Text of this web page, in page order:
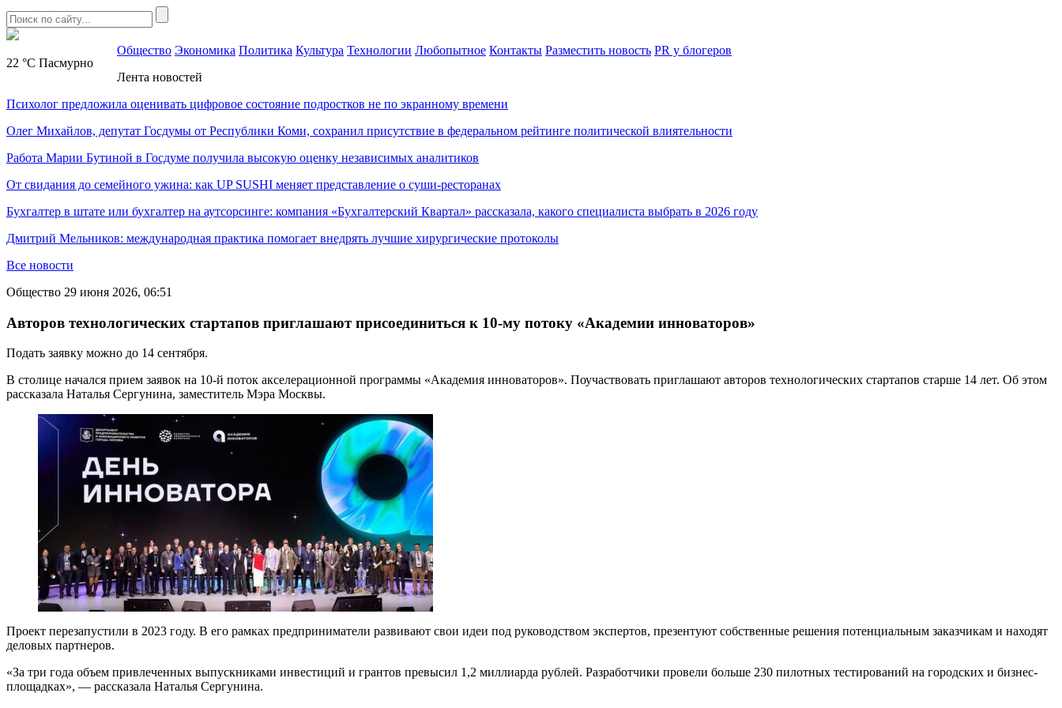
22 °C Пасмурно
Общество Экономика Политика Культура Технологии Любопытное Контакты Разместить новость PR у блогеров
Лента новостей
Психолог предложила оценивать цифровое состояние подростков не по экранному времени
Олег Михайлов, депутат Госдумы от Республики Коми, сохранил присутствие в федеральном рейтинге политической влиятельности
Работа Марии Бутиной в Госдуме получила высокую оценку независимых аналитиков
От свидания до семейного ужина: как UP SUSHI меняет представление о суши-ресторанах
Бухгалтер в штате или бухгалтер на аутсорсинге: компания «Бухгалтерский Квартал» рассказала, какого специалиста выбрать в 2026 году
Дмитрий Мельников: международная практика помогает внедрять лучшие хирургические протоколы
Все новости
Общество 29 июня 2026, 06:51
Авторов технологических стартапов приглашают присоединиться к 10-му потоку «Академии инноваторов»
Подать заявку можно до 14 сентября.
В столице начался прием заявок на 10-й поток акселерационной программы «Академия инноваторов». Поучаствовать приглашают авторов технологических стартапов старше 14 лет. Об этом
рассказала Наталья Сергунина, заместитель Мэра Москвы.
Проект перезапустили в 2023 году. В его рамках предприниматели развивают свои идеи под руководством экспертов, презентуют собственные решения потенциальным заказчикам и находят
деловых партнеров.
«За три года объем привлеченных выпускниками инвестиций и грантов превысил 1,2 миллиарда рублей. Разработчики провели больше 230 пилотных тестирований на городских и бизнес-
площадках», — рассказала Наталья Сергунина.